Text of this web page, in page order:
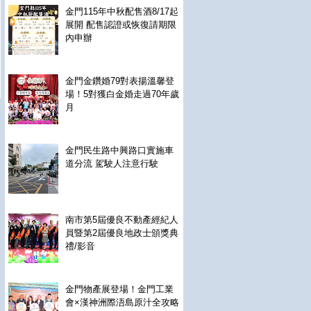
金門115年中秋配售酒8/17起
展開 配售認證或恢復請期限
內申辦
金門金鑽婚79對表揚溫馨登
場！5對獲白金婚走過70年歲
月
金門民生路中興路口實施車
道分流 駕駛人注意行駛
南市第5屆優良不動產經紀人
員暨第2屆優良地政士頒獎典
禮/影音
金門物產展登場！金門工業
會×漢神洲際浯島原汁全攻略